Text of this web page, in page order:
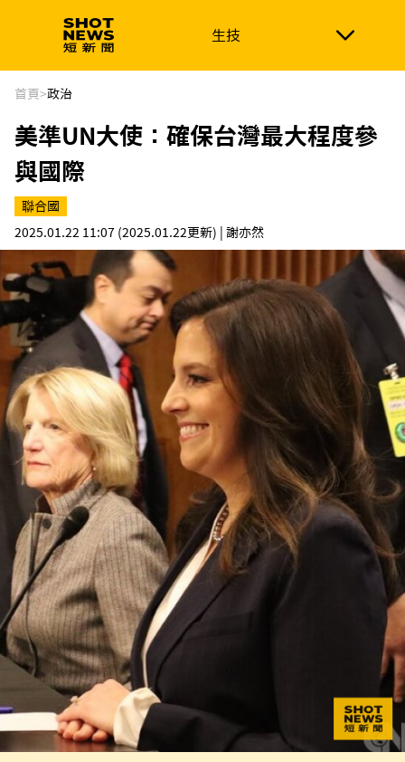
生技
生技 政治
新南向 體育
首頁>政治
美準UN大使：確保台灣最大程度參
與國際
聯合國
2025.01.22 11:07 (2025.01.22更新) | 謝亦然